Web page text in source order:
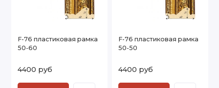
F-76 пластиковая рамка
50-60
4400 руб
F-76 пластиковая рамка
50-50
4400 руб